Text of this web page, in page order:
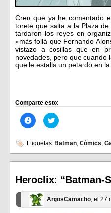
Creo que ya he comentado
torete que salta a la Plaza
tardaron los reyes en
«más follá que Fernando
vistazo a cosillas que en
novedades, pero que cuando
que le estalla un petardo en la
Comparte esto:
Haz
clic
en
Facebook
(Se
abre
ventana
nueva)
Haz
clic
en
(Se
abre
ventana
nueva)
Etiquetas: Batman, Cómics,
Heroclix: “Batman-
ArgosCamacho, el 27